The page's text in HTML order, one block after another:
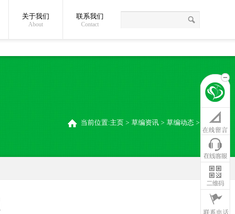
草绳常识 关于我们 稻夫草编制品厂
关于我们
About
联系我们
Contact
当前位置:主页 > 草编资讯 > 草编动态 >